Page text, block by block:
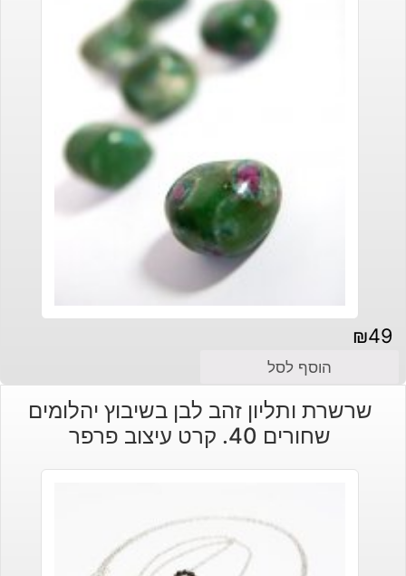
₪49
הוסף לסל
שרשרת ותליון זהב לבן בשיבוץ יהלומים
שחורים 40. קרט עיצוב פרפר